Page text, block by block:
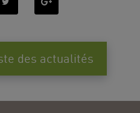
des actualités